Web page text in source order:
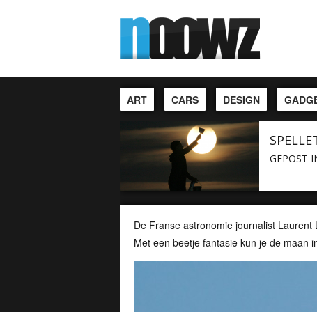
ART CARS DESIGN
GEPOST
De Franse astronomie journalist
Met een beetje fantasie kun je de maan